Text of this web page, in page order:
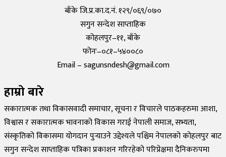
बाँके जि.प्र.का.द.नं. १२९/०६९/०७०
सगुन सन्देश साप्ताहिक
कोहलपुर–११, बाँके
फोनः–०८१–५४००८०
Email – sagunsndesh@gmail.com
हाम्रो बारे
सकारात्मक तथा विकासवादी समाचार, सूचना र विचारले पाठकहरुमा आशा,
विश्वास र सकारात्मक भावनाको विकास गराई नेपाली समाज, सभ्यता,
संस्कृतिको विकासमा योगदान पुर्‍याउने उद्देश्यले पश्चिम नेपालको कोहलपुर बाट
सगुन सन्देश साप्ताहिक पत्रिका प्रकाशन गरिरहेको परिप्रेक्षमा दैनिकरुपमा